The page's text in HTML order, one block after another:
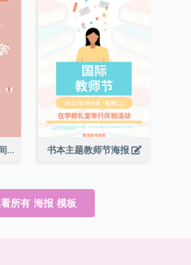
摄影工作室母亲节期间限定优惠宣传海报 书本主题教师节海报
所有 海报 模板